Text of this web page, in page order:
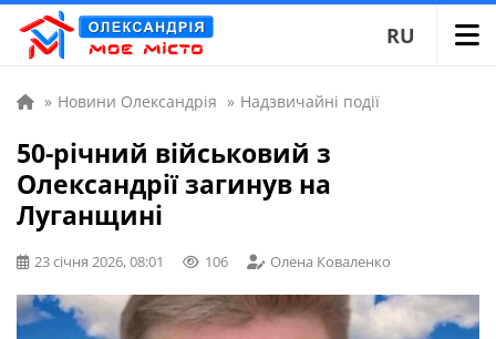
RU
» Новини Олександрія » Надзвичайні події
50-річний військовий з
Олександрії загинув на
Луганщині
23 січня 2026, 08:01 106 Олена Коваленко